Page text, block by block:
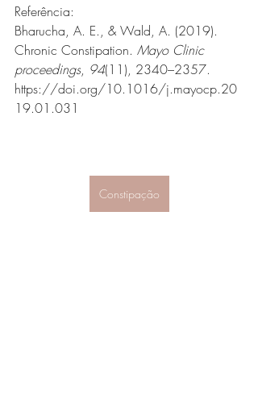
Referência:
Bharucha, A. E., & Wald, A. (2019).
Chronic Constipation. Mayo Clinic
proceedings, 94(11), 2340–2357.
https://doi.org/10.1016/j.mayocp.20
19.01.031
Constipação